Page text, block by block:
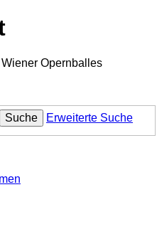
Opernballes
Suche Erweiterte Suche